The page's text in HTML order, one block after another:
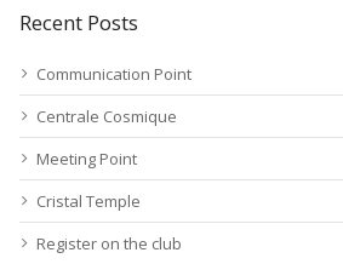
Recent Posts
Communication Point
Centrale Cosmique
Meeting Point
Cristal Temple
Register on the club